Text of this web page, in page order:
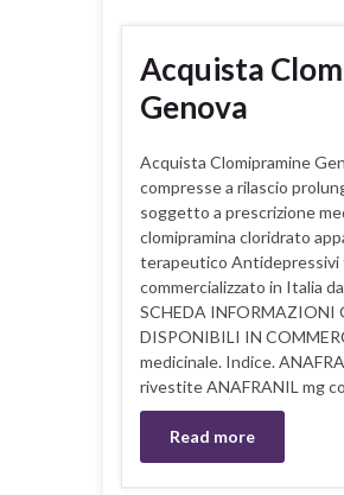
Acquista
Genova
Acquista Clomipramine
compresse a rilascio
soggetto a prescrizione
clomipramina cloridrato
terapeutico Antidepressivi
commercializzato in Italia
SCHEDA INFORMAZIONI
DISPONIBILI IN
medicinale. Indice.
rivestite ANAFRANIL mg
Read more